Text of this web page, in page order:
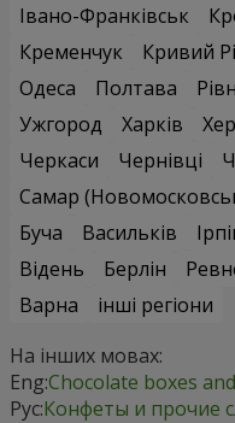
Івано-Франківськ
Кременчук
Кривий
Одеса
Полтава
Ужгород
Харків
Черкаси
Чернівці
Самар
Буча
Васильків
Відень
Берлін
Варна
інші регіони
На інших мовах:
Eng:Chocolate boxes
Рус:Конфеты и прочие